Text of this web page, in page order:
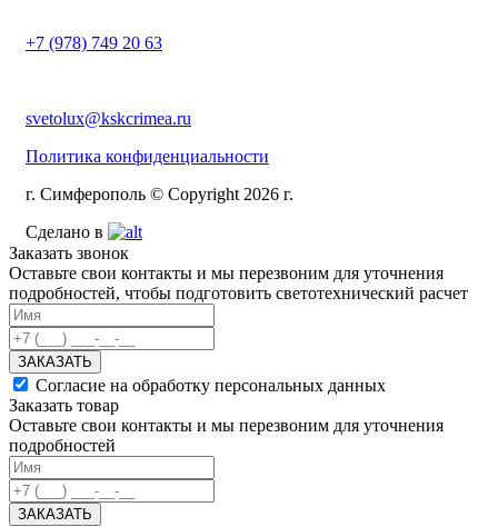
+7 (978) 749 20 63
svetolux@kskcrimea.ru
Политика конфиденциальности
г. Симферополь © Copyright 2026 г.
Сделано в
Заказать звонок
Оставьте свои контакты и мы перезвоним для уточнения
подробностей, чтобы подготовить светотехнический расчет
ЗАКАЗАТЬ
Согласие на обработку персональных данных
Заказать товар
Оставьте свои контакты и мы перезвоним для уточнения
подробностей
ЗАКАЗАТЬ